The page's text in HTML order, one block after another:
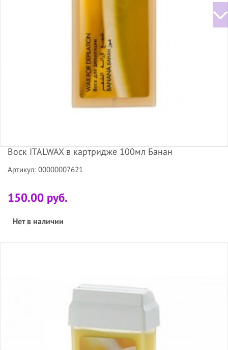
Воск ITALWAX в картридже 100мл Банан
Артикул: 00000007621
150.00 руб.
Нет в наличии